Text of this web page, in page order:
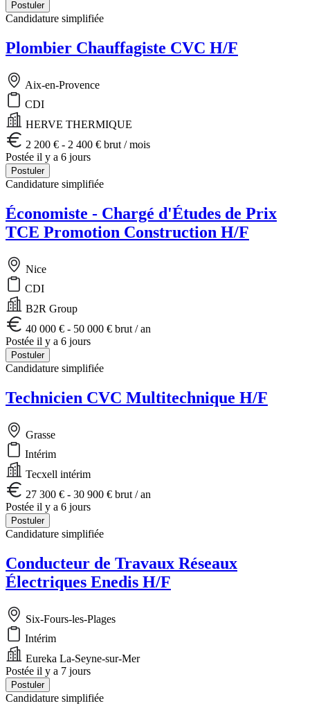
Postuler
Candidature simplifiée
Plombier Chauffagiste CVC H/F
Aix-en-Provence
CDI
HERVE THERMIQUE
2 200 € - 2 400 € brut / mois
Postée il y a 6 jours
Postuler
Candidature simplifiée
Économiste - Chargé d'Études de Prix
TCE Promotion Construction H/F
Nice
CDI
B2R Group
40 000 € - 50 000 € brut / an
Postée il y a 6 jours
Postuler
Candidature simplifiée
Technicien CVC Multitechnique H/F
Grasse
Intérim
Tecxell intérim
27 300 € - 30 900 € brut / an
Postée il y a 6 jours
Postuler
Candidature simplifiée
Conducteur de Travaux Réseaux
Électriques Enedis H/F
Six-Fours-les-Plages
Intérim
Eureka La-Seyne-sur-Mer
Postée il y a 7 jours
Postuler
Candidature simplifiée